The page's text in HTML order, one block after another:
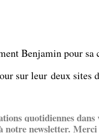
Benjamin pour sa
sur leur deux sites
quotidiennes
notre newsletter. Merci